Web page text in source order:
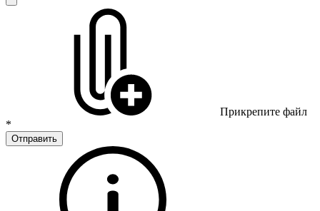
Прикрепите файл
*
Отправить